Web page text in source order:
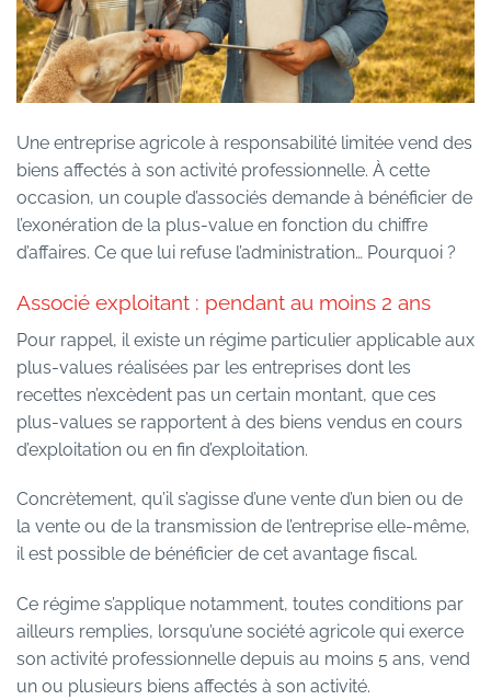
Une entreprise agricole à responsabilité limitée vend des
biens affectés à son activité professionnelle. À cette
occasion, un couple d’associés demande à bénéficier de
l’exonération de la plus-value en fonction du chiffre
d’affaires. Ce que lui refuse l’administration… Pourquoi ?
Associé exploitant : pendant au moins 2 ans
Pour rappel, il existe un régime particulier applicable aux
plus-values réalisées par les entreprises dont les
recettes n’excèdent pas un certain montant, que ces
plus-values se rapportent à des biens vendus en cours
d’exploitation ou en fin d’exploitation.
Concrètement, qu’il s’agisse d’une vente d’un bien ou de
la vente ou de la transmission de l’entreprise elle-même,
il est possible de bénéficier de cet avantage fiscal.
Ce régime s’applique notamment, toutes conditions par
ailleurs remplies, lorsqu’une société agricole qui exerce
son activité professionnelle depuis au moins 5 ans, vend
un ou plusieurs biens affectés à son activité.